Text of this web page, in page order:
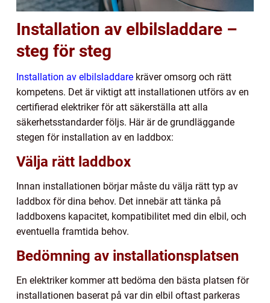
Installation av elbilsladdare –
steg för steg
Installation av elbilsladdare kräver omsorg och rätt
kompetens. Det är viktigt att installationen utförs av en
certifierad elektriker för att säkerställa att alla
säkerhetsstandarder följs. Här är de grundläggande
stegen för installation av en laddbox:
Välja rätt laddbox
Innan installationen börjar måste du välja rätt typ av
laddbox för dina behov. Det innebär att tänka på
laddboxens kapacitet, kompatibilitet med din elbil, och
eventuella framtida behov.
Bedömning av installationsplatsen
En elektriker kommer att bedöma den bästa platsen för
installationen baserat på var din elbil oftast parkeras